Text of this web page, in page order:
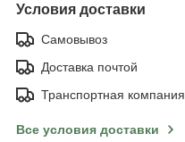
Условия доставки
Самовывоз
Доставка почтой
Транспортная компания
Все условия доставки